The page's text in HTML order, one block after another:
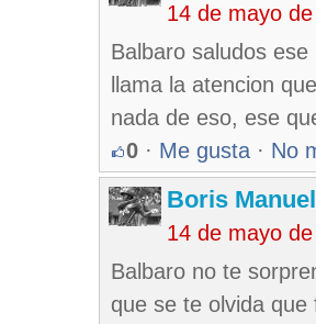
14 de mayo
Balbaro saludos
llama la atencion
nada de eso, ese
0 · Me gusta · No
Boris
14 de mayo
Balbaro no te
que se te olvida